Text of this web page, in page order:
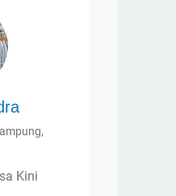
Kini